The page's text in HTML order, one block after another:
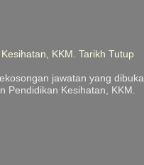
KKM. Tarikh Tutup
jawatan yang dibuka
Pendidikan Kesihatan, KKM.